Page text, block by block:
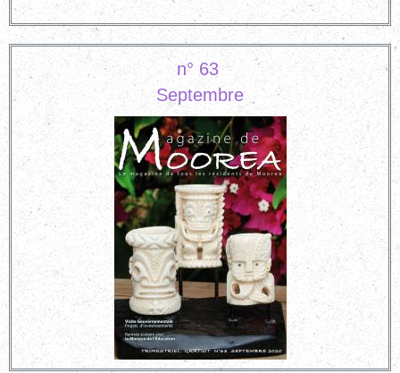
n° 63
Septembre